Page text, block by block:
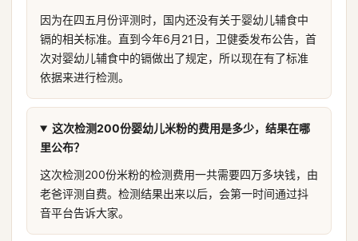
因为在四五月份评测时，国内还没有关于婴幼儿辅食中
镉的相关标准。直到今年6月21日，卫健委发布公告，首
次对婴幼儿辅食中的镉做出了规定，所以现在有了标准
依据来进行检测。
这次检测200份婴幼儿米粉的费用是多少，结果在哪
里公布？
这次检测200份米粉的检测费用一共需要四万多块钱，由
老爸评测自费。检测结果出来以后，会第一时间通过抖
音平台告诉大家。